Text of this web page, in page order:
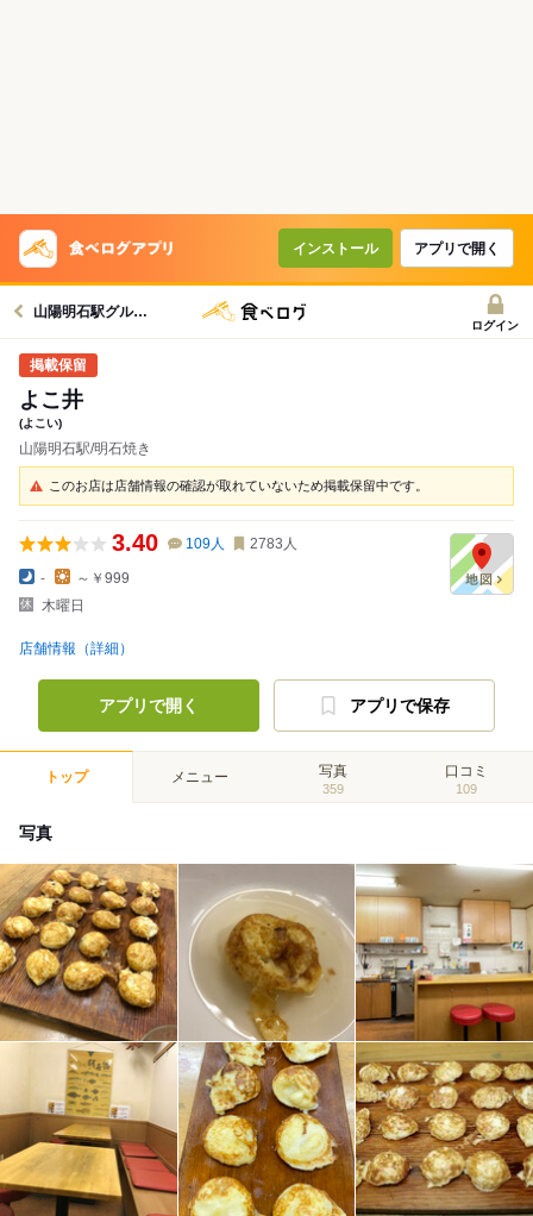
インストール アプリで開く
山陽明石駅グルメへ
ログイン
よこ井
(よこい)
山陽明石駅/明石焼き
このお店は店舗情報の確認が取れていないため掲載保留中です。
3.40 109人 2783 人
-
～￥999
木曜日
店舗情報（詳細）
アプリで開く アプリで保存
トップ メニュー 写真
359
口コミ
109
写真